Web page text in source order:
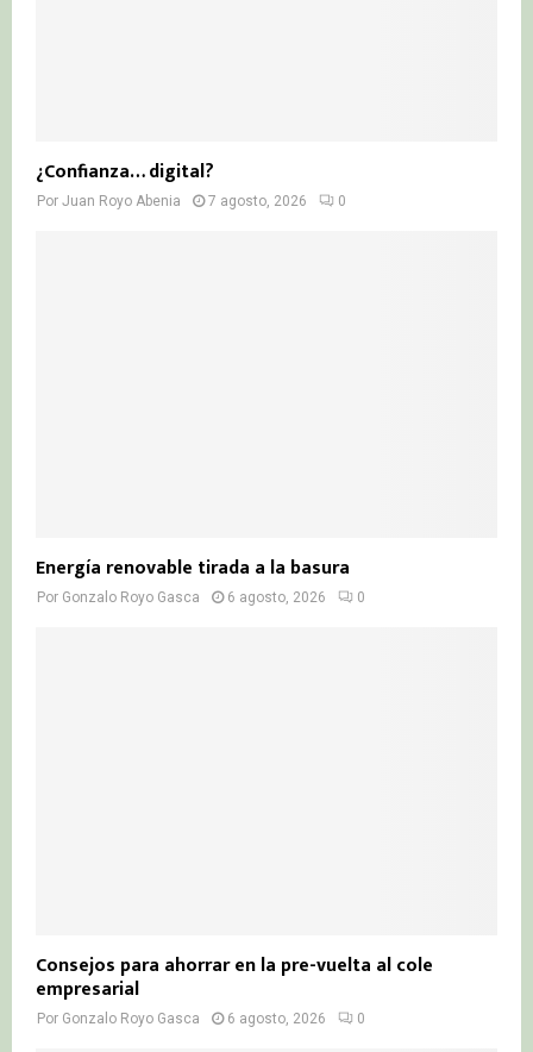
¿Confianza… digital?
Por Juan Royo Abenia 7 agosto, 2026 0
Energía renovable tirada a la basura
Por Gonzalo Royo Gasca 6 agosto, 2026 0
Consejos para ahorrar en la pre-vuelta al cole
empresarial
Por Gonzalo Royo Gasca 6 agosto, 2026 0